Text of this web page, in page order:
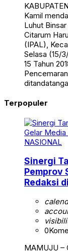
Kamil
Luhut
Citarum
(IPAL),
Selasa (15/
15 Tahun
Terpopuler
NASIONAL
Sinergi
Pemprov
Redaksi
0
MAMUJU –